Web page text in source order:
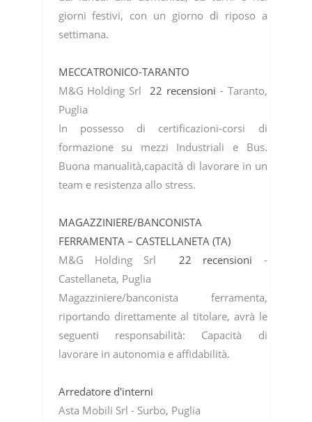
giorni festivi, con un giorno di riposo a
settimana.
MECCATRONICO-TARANTO
M&G Holding Srl 22 recensioni - Taranto,
Puglia
In possesso di certificazioni-corsi di
formazione su mezzi Industriali e Bus.
Buona manualità,capacità di lavorare in un
team e resistenza allo stress.
MAGAZZINIERE/BANCONISTA
FERRAMENTA – CASTELLANETA (TA)
M&G Holding Srl 22 recensioni -
Castellaneta, Puglia
Magazziniere/banconista ferramenta,
riportando direttamente al titolare, avrà le
seguenti responsabilità: Capacità di
lavorare in autonomia e affidabilità.
Arredatore d'interni
Asta Mobili Srl - Surbo, Puglia